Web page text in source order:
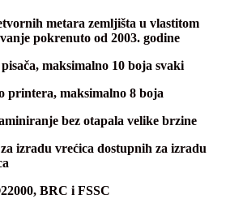
metara zemljišta u vlastitom
pokrenuto od 2003. godine
maksimalno 10 boja svaki
printera, maksimalno 8 boja
bez otapala velike brzine
izradu vrećica dostupnih za izradu
BRC i FSSC